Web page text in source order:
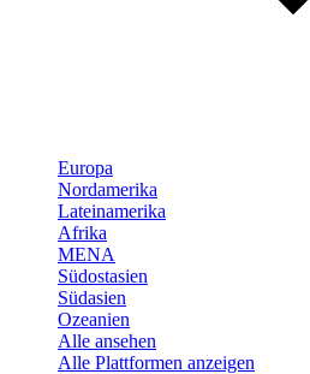
Europa
Nordamerika
Lateinamerika
Afrika
MENA
Südostasien
Südasien
Ozeanien
Alle ansehen
Alle Plattformen anzeigen